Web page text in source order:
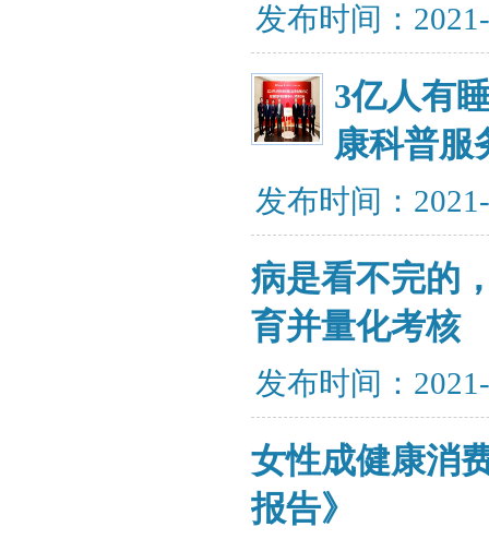
发布时间：
​3亿人有
康科普服
发布时间：
病是看不完的
育并量化考核
发布时间：
女性成健康消
报告》